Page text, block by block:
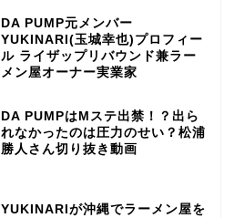
DA PUMP元メンバー
YUKINARI(玉城幸也)プロフィー
ル ライザップリバウンド兼ラー
メン屋オーナー実業家
DA PUMPはMステ出禁！？出ら
れなかったのは圧力のせい？松浦
勝人さん切り抜き動画
YUKINARIが沖縄でラーメン屋を